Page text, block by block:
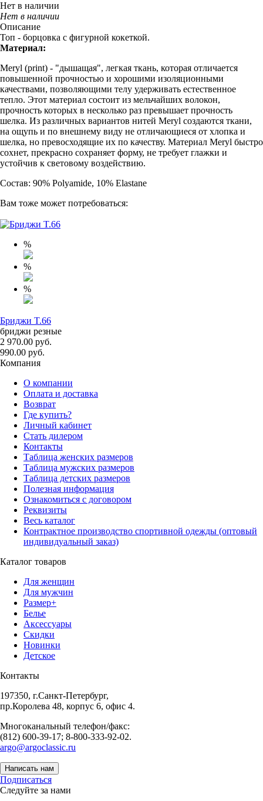
Нет в наличии
Нет в наличии
Описание
Топ - борцовка с фигурной кокеткой.
Материал:
Meryl (print) - "дышащая", легкая ткань, которая отличается
повышенной прочностью и хорошими изоляционными
качествами, позволяющими телу удерживать естественное
тепло. Этот материал состоит из мельчайших волокон,
прочность которых в несколько раз превышает прочность
шелка. Из различных вариантов нитей Meryl создаются ткани,
на ощупь и по внешнему виду не отличающиеся от хлопка и
шелка, но превосходящие их по качеству. Материал Meryl быстро
сохнет, прекрасно сохраняет форму, не требует глажки и
устойчив к световому воздействию.
Состав: 90% Polyamide, 10% Elastane
Вам тоже может потребоваться:
%
%
%
Бриджи T.66
бриджи резные
2 970.00 руб.
990.00 руб.
Компания
О компании
Оплата и доставка
Возврат
Где купить?
Личный кабинет
Стать дилером
Контакты
Таблица женских размеров
Таблица мужских размеров
Таблица детских размеров
Полезная информация
Ознакомиться с договором
Реквизиты
Весь каталог
Контрактное производство спортивной одежды (оптовый
индивидуальный заказ)
Каталог товаров
Для женщин
Для мужчин
Размер+
Белье
Аксессуары
Скидки
Новинки
Детское
Контакты
197350, г.Санкт-Петербург,
пр.Королева 48, корпус 6, офис 4.
Многоканальный телефон/факс:
(812) 600-39-17; 8-800-333-92-02.
argo@argoclassic.ru
Написать нам
Подписаться
Следуйте за нами